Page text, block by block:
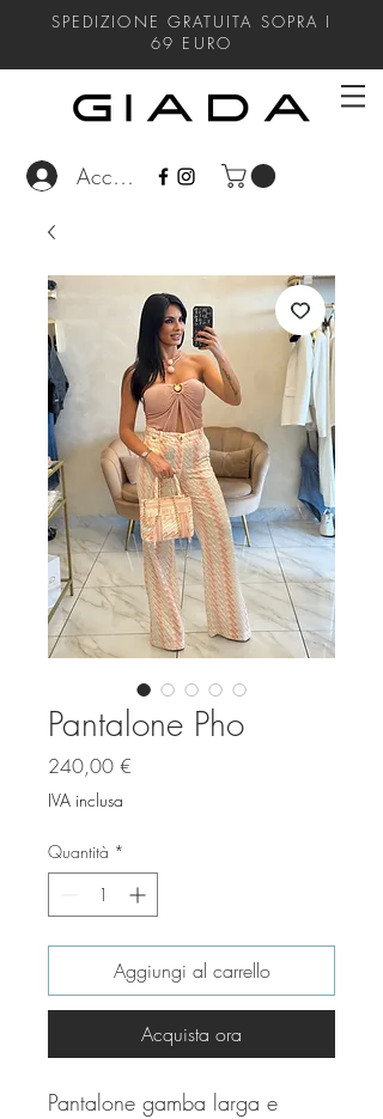
SPEDIZIONE GRATUITA SOPRA I
69 EURO
Accedi
Pantalone Pho
240,00 €
IVA inclusa
Quantità *
Aggiungi al carrello
Acquista ora
Pantalone gamba larga e